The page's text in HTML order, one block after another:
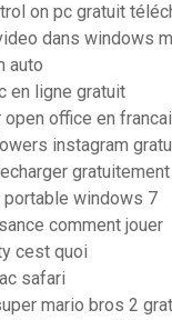
on pc gratuit
dans windows
auto
en ligne gratuit
office en
instagram
gratuitement
portable windows 7
comment jouer
cest quoi
safari
mario bros 2